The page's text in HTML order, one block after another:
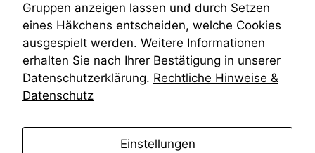
Zuständigkeit
Öffentliches Personalrecht
Öffentlichkeitsprinzip
Gruppen anzeigen lassen und durch Setzen
eines Häkchens entscheiden, welche Cookies
ausgespielt werden. Weitere Informationen
erhalten Sie nach Ihrer Bestätigung in unserer
Datenschutzerklärung. Rechtliche Hinweise &
Datenschutz
Einstellungen